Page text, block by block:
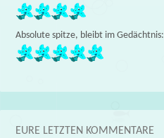
Absolute spitze, bleibt im Gedächtnis:
EURE LETZTEN KOMMENTARE